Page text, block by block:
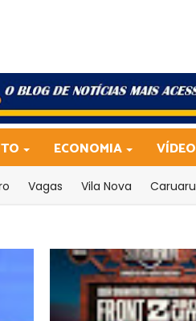
ECONOMIA
Vagas Vila Nova Caruaru